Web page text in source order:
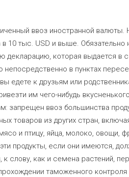
ввоз иностранной валюты.
10 тыс. USD и выше. Обязательно
декларацию, которая выдается в
непосредственно в пунктах
едете к друзьям или
им чего-нибудь
запрещен ввоз большинства
товаров из других стран,
и птицу, яйца, молоко, овощи,
продукты, если они имеются,
к слову, как и семена растений,
таможенного контроля